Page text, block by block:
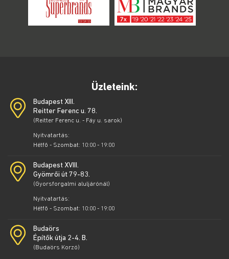
Üzleteink:
Budapest XIII.
Reitter Ferenc u. 78.
(Reitter Ferenc u. - Fáy u. sarok)
Nyitvatartás:
Hétfő - Szombat: 10:00 - 19:00
Budapest XVIII.
Gyömrői út 79-83.
(Gyorsforgalmi aluljárónál)
Nyitvatartás:
Hétfő - Szombat: 10:00 - 19:00
Budaörs
Építők útja 2-4. B.
(Budaörs Korzó)